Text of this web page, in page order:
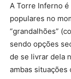
A Torre Inferno
populares no
“grandalhões”
sendo opções
de se livrar dela
ambas situações